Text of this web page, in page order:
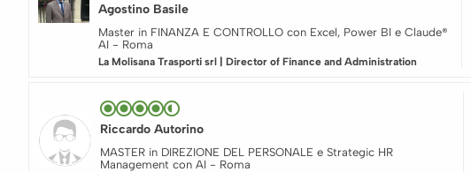
Agostino Basile
Master in FINANZA E CONTROLLO con Excel, Power BI e Claude®
AI - Roma
La Molisana Trasporti srl | Director of Finance and Administration
Riccardo Autorino
MASTER in DIREZIONE DEL PERSONALE e Strategic HR
Management con AI - Roma